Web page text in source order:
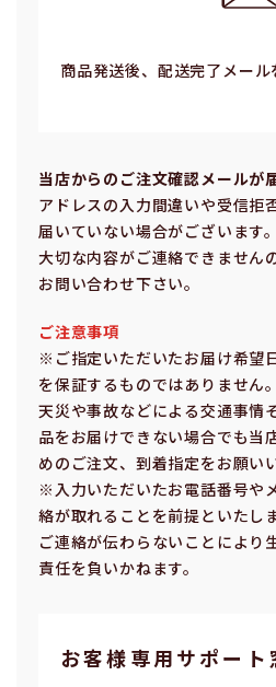
商品発送後、配送完了メール
当店からのご注⽂確認メールが
アドレスの⼊⼒間違いや受信拒
届いていない場合がございます。
⼤切な内容がご連絡できません
お問い合わせ下さい。
ご注意事項
※ご指定いただいたお届け希望
を保証するものではありません。
天災や事故などによる交通事情
品をお届けできない場合でも当
めのご注⽂、到着指定をお願い
※⼊⼒いただいたお電話番号や
絡が取れることを前提といたしま
ご連絡が伝わらないことにより
責任を負いかねます。
お客様専⽤サポート